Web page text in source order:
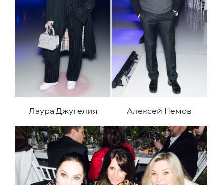
Лаура Джугелия Алексей Немов